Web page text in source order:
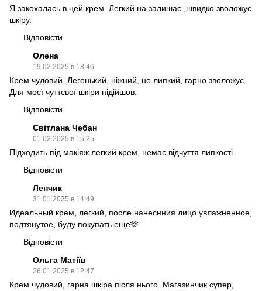
Я закохалась в цей крем .Легкий на залишає ,швидко зволожує
шкіру.
Відповісти
Олена
19.02.2025 в 18:46
Крем чудовий. Легенький, ніжний, не липкий, гарно зволожує.
Для моєї чуттєвої шкіри підійшов.
Відповісти
Світлана Чебан
01.02.2025 в 15:25
Підходить під макіяж легкий крем, немає відчуття липкості.
Відповісти
Ленчик
31.01.2025 в 14:49
Идеальный крем, легкий, после нанеснния лицо увлажненное,
подтянутое, буду покупать еще🫶
Відповісти
Ольга Матіїв
26.01.2025 в 12:47
Крем чудовий, гарна шкіра після нього. Магазинчик супер,